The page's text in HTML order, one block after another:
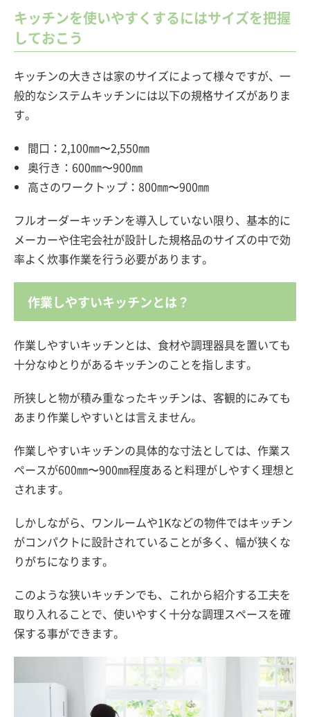
キッチンを使いやすくするにはサイズを把握
しておこう
キッチンの大きさは家のサイズによって様々ですが、一
般的なシステムキッチンには以下の規格サイズがありま
す。
間口：2,100㎜〜2,550㎜
奥行き：600㎜〜900㎜
高さのワークトップ：800​㎜〜900㎜
フルオーダーキッチンを導入していない限り、基本的に
メーカーや住宅会社が設計した規格品のサイズの中で効
率よく炊事作業を行う必要があります。
作業しやすいキッチンとは？
作業しやすいキッチンとは、食材や調理器具を置いても
十分なゆとりがあるキッチンのことを指します​。​
所狭しと物が積み重なったキッチンは、客観的にみても
あまり作業しやすいとは言えません。
作業しやすいキッチンの具体的な寸法としては、作業ス
ペースが600㎜〜900㎜程度あると料理がしやすく理想と
されます。
しかしながら、ワンルームや1Kなどの物件ではキッチン
がコンパクトに設計されていることが多く、幅が狭くな
りがちになります。
​このような狭いキッチンでも、これから紹介する工夫を
取り入れることで、使いやすく十分な調理スペースを確
保する事ができます。